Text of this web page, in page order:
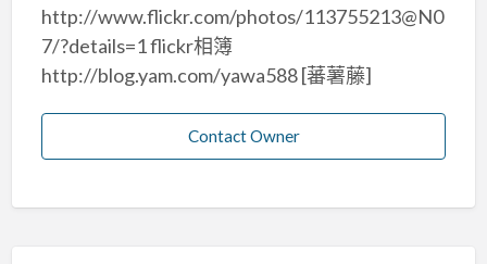
http://www.flickr.com/photos/113755213@N0
7/?details=1 flickr相簿
http://blog.yam.com/yawa588 [蕃薯藤]
Contact Owner